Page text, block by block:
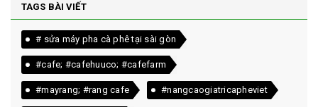
TAGS BÀI VIẾT
# sửa máy pha cà phê tại sài gòn
#cafe; #cafehuuco; #cafefarm
#mayrang; #rang cafe #nangcaogiatricapheviet